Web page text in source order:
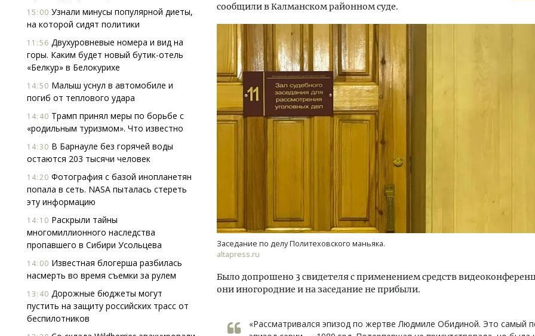
15:00 Узнали минусы популярной диеты,
на которой сидят политики
11:56 Двухуровневые номера и вид на
горы. Каким будет новый бутик-отель
«Белкур» в Белокурихе
14:50 Малыш уснул в автомобиле и
погиб от теплового удара
14:40 Трамп принял меры по борьбе с
«родильным туризмом». Что известно
14:30 В Барнауле без горячей воды
остаются 203 тысячи человек
14:20 Фотография с базой инопланетян
попала в сеть. NASA пыталась стереть
эту информацию
14:10 Раскрыли тайны
многомиллионного наследства
пропавшего в Сибири Усольцева
14:00 Известная блогерша разбилась
насмерть во время съемки за рулем
13:40 Дорожные бюджеты могут
пустить на защиту российских трасс от
беспилотников
сообщили в Калманском районном суде.
Заседание по делу Политеховского маньяка.
altapress.ru
Было допрошено 3 свидетеля с применением средств
они иногородние и на заседание не прибыли.
«Рассматривался эпизод по жертве Людмиле Обидиной. Это самый
Архитектурный код начинается с
земли. Мощение крупноформатными
плитами становится новым
стандартом благоустройства
СТРОИТЕЛЬСТВО
Ищем новые берега. Гендиректор
«Жилищной инициативы» Юрий
Гатилов — о том, как девелоперу
оставаться на плаву, когда рынок
штормит
СТРОИТЕЛЬСТВО
ЗИАС — об эстетике
трендах в фасадах и
СТРОИТЕЛЬСТВО